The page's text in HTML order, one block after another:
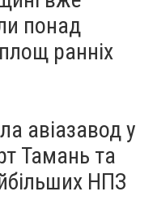
понад
ранніх
авіазавод у
Тамань та
НПЗ